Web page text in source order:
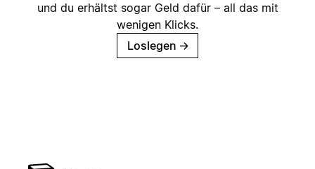
und du erhältst sogar Geld dafür – all das mit
wenigen Klicks.
Loslegen →